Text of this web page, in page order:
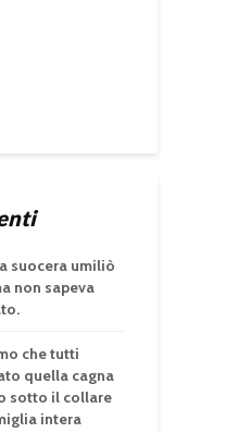
suocera umiliò
non sapeva
che tutti
quella cagna
sotto il collare
intera